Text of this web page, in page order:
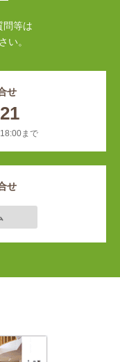
問等は
い。
せ
まで
せ